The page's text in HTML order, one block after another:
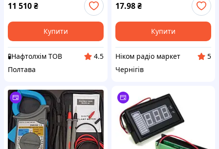
11 510₴
Купити
🧪Нафтолхім ТОВ
4.5
Полтава
17.98₴
Купити
Ніком радіо маркет
5
Чернігів